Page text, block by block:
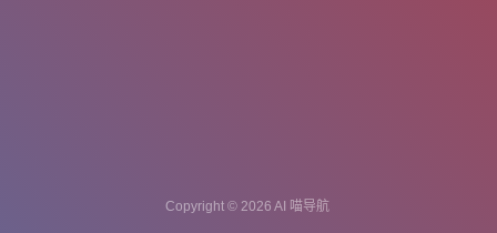
Copyright © 2026 AI 喵导航